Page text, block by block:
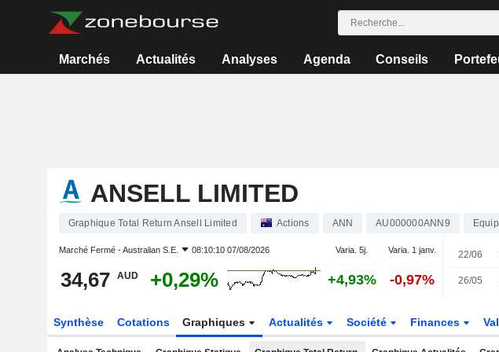
Marchés Actualités Analyses Agenda Conseils
ANSELL LIMITED
Graphique Total Return Ansell Limited Actions ANN AU000000ANN9
Marché Fermé -Australian S.E. 08:10:10 07/08/2026 Varia. 5j. Varia. 1 janv.
34,67 AUD +0,29% +4,93% -0,97%
22/06
26/05
Synthèse Cotations Graphiques Actualités Société Finances